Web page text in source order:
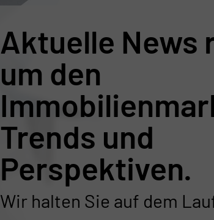
Aktuelle News
um den
Trends und
Perspektiven.
Wir halten Sie auf dem